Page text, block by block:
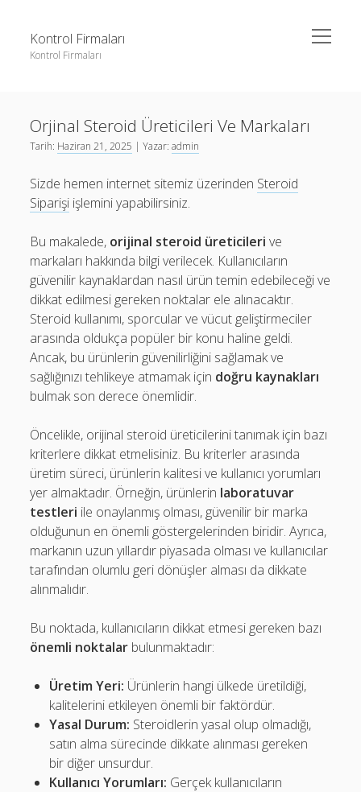
Kontrol Firmaları
Kontrol Firmaları
menüyü
aç
Liste
Sayfa Listesi
Şifresiz Facebook Beğeni Yükseltme
Youtube Dislike Arttırma Parasız
Liste
Sayfa Listesi
Şifresiz Facebook Beğeni Yükseltme
Youtube Dislike Arttırma Parasız
Orjinal Steroid Üreticileri Ve Markaları
Tarih: Haziran 21, 2025 | Yazar:admin
Sizde hemen internet sitemiz üzerinden Steroid
Siparişi işlemini yapabilirsiniz.
Bu makalede, orijinal steroid üreticileri ve
markaları hakkında bilgi verilecek. Kullanıcıların
güvenilir kaynaklardan nasıl ürün temin edebileceği ve
dikkat edilmesi gereken noktalar ele alınacaktır.
Steroid kullanımı, sporcular ve vücut geliştirmeciler
arasında oldukça popüler bir konu haline geldi.
Ancak, bu ürünlerin güvenilirliğini sağlamak ve
sağlığınızı tehlikeye atmamak için doğru kaynakları
bulmak son derece önemlidir.
Öncelikle, orijinal steroid üreticilerini tanımak için bazı
kriterlere dikkat etmelisiniz. Bu kriterler arasında
üretim süreci, ürünlerin kalitesi ve kullanıcı yorumları
yer almaktadır. Örneğin, ürünlerin laboratuvar
testleri ile onaylanmış olması, güvenilir bir marka
olduğunun en önemli göstergelerinden biridir. Ayrıca,
markanın uzun yıllardır piyasada olması ve kullanıcılar
tarafından olumlu geri dönüşler alması da dikkate
alınmalıdır.
Bu noktada, kullanıcıların dikkat etmesi gereken bazı
önemli noktalar bulunmaktadır:
Üretim Yeri: Ürünlerin hangi ülkede üretildiği,
kalitelerini etkileyen önemli bir faktördür.
Yasal Durum: Steroidlerin yasal olup olmadığı,
satın alma sürecinde dikkate alınması gereken
bir diğer unsurdur.
Kullanıcı Yorumları: Gerçek kullanıcıların